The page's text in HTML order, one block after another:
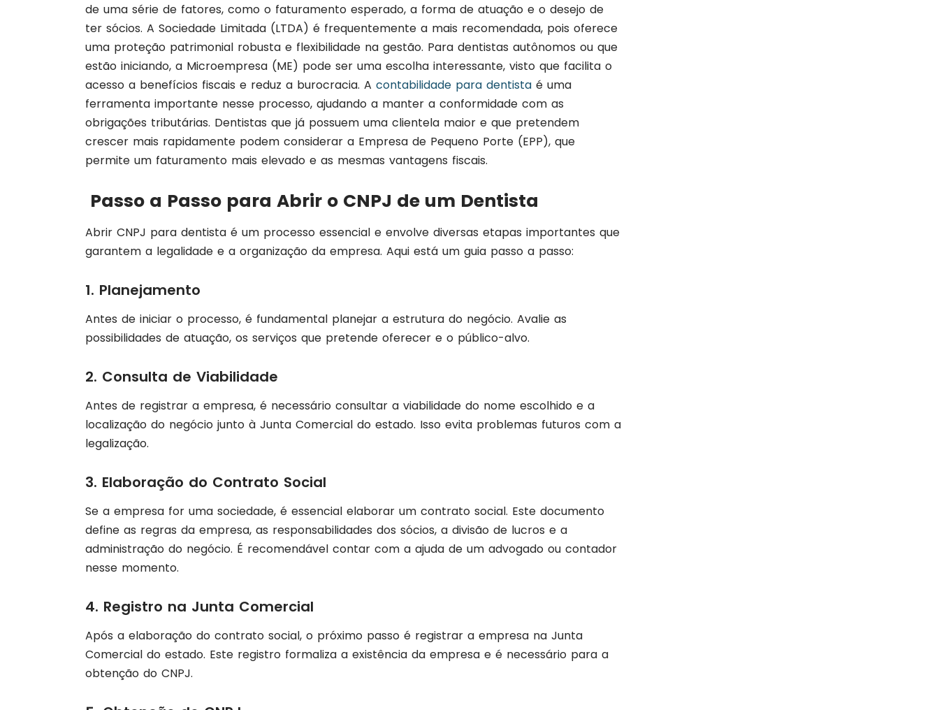
de uma série de fatores, como o faturamento esperado, a forma de atuação e o desejo de
ter sócios. A Sociedade Limitada (LTDA) é frequentemente a mais recomendada, pois oferece
uma proteção patrimonial robusta e flexibilidade na gestão. Para dentistas autônomos ou que
estão iniciando, a Microempresa (ME) pode ser uma escolha interessante, visto que facilita o
acesso a benefícios fiscais e reduz a burocracia. A contabilidade para dentista é uma
ferramenta importante nesse processo, ajudando a manter a conformidade com as
obrigações tributárias. Dentistas que já possuem uma clientela maior e que pretendem
crescer mais rapidamente podem considerar a Empresa de Pequeno Porte (EPP), que
permite um faturamento mais elevado e as mesmas vantagens fiscais.
Passo a Passo para Abrir o CNPJ de um Dentista
Abrir CNPJ para dentista é um processo essencial e envolve diversas etapas importantes que
garantem a legalidade e a organização da empresa. Aqui está um guia passo a passo:
1. Planejamento
Antes de iniciar o processo, é fundamental planejar a estrutura do negócio. Avalie as
possibilidades de atuação, os serviços que pretende oferecer e o público-alvo.
2. Consulta de Viabilidade
Antes de registrar a empresa, é necessário consultar a viabilidade do nome escolhido e a
localização do negócio junto à Junta Comercial do estado. Isso evita problemas futuros com a
legalização.
3. Elaboração do Contrato Social
Se a empresa for uma sociedade, é essencial elaborar um contrato social. Este documento
define as regras da empresa, as responsabilidades dos sócios, a divisão de lucros e a
administração do negócio. É recomendável contar com a ajuda de um advogado ou contador
nesse momento.
4. Registro na Junta Comercial
Após a elaboração do contrato social, o próximo passo é registrar a empresa na Junta
Comercial do estado. Este registro formaliza a existência da empresa e é necessário para a
obtenção do CNPJ.